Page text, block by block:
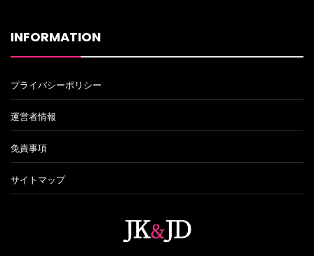
INFORMATION
プライバシーポリシー
運営者情報
免責事項
サイトマップ